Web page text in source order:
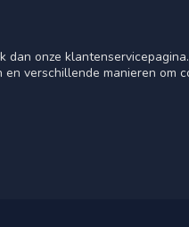
dan onze
verschillende manieren om